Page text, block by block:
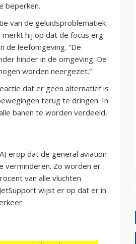
beperken.
van de geluidsproblematiek
merkt hij op dat de focus erg
de leefomgeving. “De
hinder in de omgeving. De
worden neergezet.”
dat er geen alternatief is
terug te dringen. In
banen te worden verdeeld,
erop dat de general aviation
verminderen. Zo worden er
van alle vluchten
wijst er op dat er in